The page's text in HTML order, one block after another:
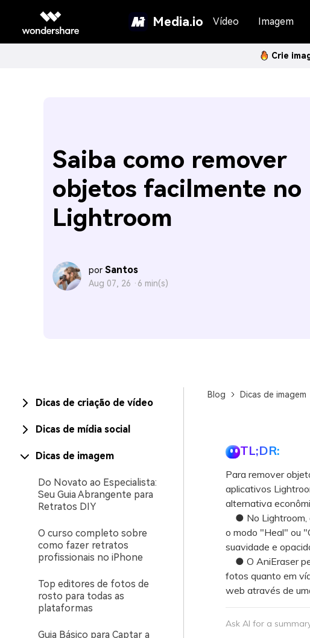
Media.io Vídeo Imagem
Crie
Saiba como remover
objetos facilmente no
Lightroom
por Santos
Aug 07, 26 · 6 min(s)
Dicas de criação de vídeo
Dicas de mídia social
Dicas de imagem
Do Novato ao Especialista:
Seu Guia Abrangente para
Retratos DIY
O curso completo sobre
como fazer retratos
profissionais no iPhone
Top editores de fotos de
rosto para todas as
plataformas
Guia Básico para Captar a
Blog Dicas de imagem
TL;DR:
Para remover
aplicativos
alternativa
● No Lightroom,
o modo "Heal" ou
suavidade e
● O AniEraser
fotos quanto em
web através de
Ask AI for a